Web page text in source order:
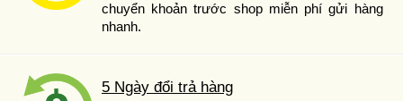
chuyển khoản trước shop miễn phí gửi hàng
nhanh.
5 Ngày đổi trả hàng